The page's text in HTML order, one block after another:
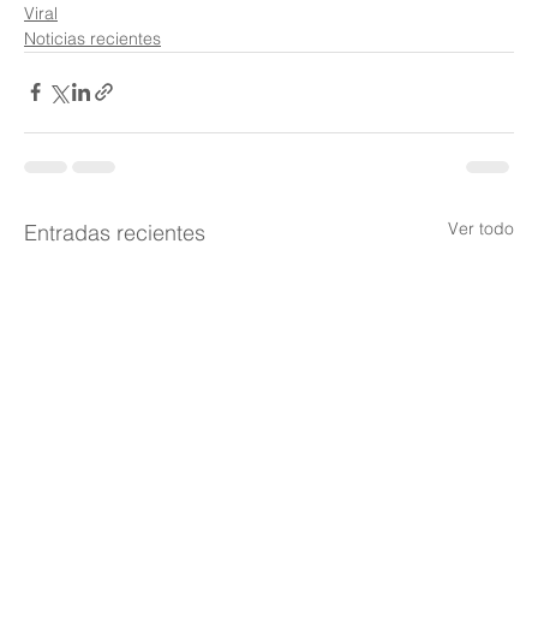
Viral
Noticias recientes
Entradas recientes Ver todo